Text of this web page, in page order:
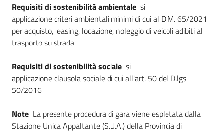
Requisiti di sostenibilità ambientale si
applicazione criteri ambientali minimi di cui al D.M. 65/2021
per acquisto, leasing, locazione, noleggio di veicoli adibiti al
trasporto su strada
Requisiti di sostenibilità sociale si
applicazione clausola sociale di cui all'art. 50 del D.lgs
50/2016
Note La presente procedura di gara viene espletata dalla
Stazione Unica Appaltante (S.U.A.) della Provincia di